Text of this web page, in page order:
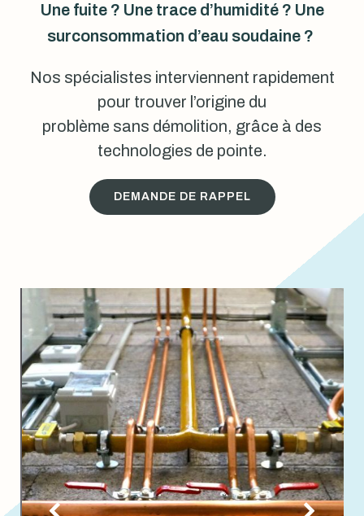
Une fuite ? Une trace d’humidité ? Une
surconsommation d’eau soudaine ?
Nos spécialistes interviennent rapidement
pour trouver l’origine du
problème sans démolition, grâce à des
technologies de pointe.
DEMANDE DE RAPPEL